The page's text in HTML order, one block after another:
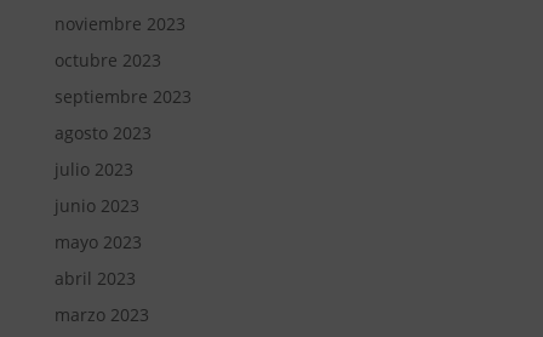
noviembre 2023
octubre 2023
septiembre 2023
agosto 2023
julio 2023
junio 2023
mayo 2023
abril 2023
marzo 2023